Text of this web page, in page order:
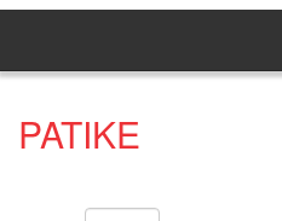
PATIKE